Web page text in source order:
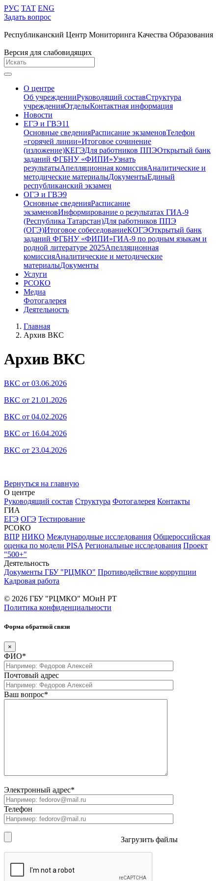
РУС ТАТ ENG
Задать вопрос
Республиканский Центр Мониторинга Качества Образования
Версия для слабовидящих
О центре
Об учрежденииРуководящий составСтруктура
учрежденияОтделыКонтактная информация
Новости
ЕГЭ и ГВЭ11
Основные сведенияРасписание экзаменовТелефон
«горячей линии»Итоговое сочинение
(изложение)КЕГЭДля работников ППЭОткрытый банк
заданий ФГБНУ «ФИПИ»Узнать
результатыАпелляционная комиссияАналитические и
методические материалыДокументыЕдиный
республиканский экзамен
ОГЭ и ГВЭ9
Основные сведенияРасписание
экзаменовИнформирование о результатах ГИА-9
(Республика Татарстан)Для работников ППЭ
(ОГЭ)Итоговое собеседованиеКОГЭОткрытый банк
заданий ФГБНУ «ФИПИ»ГИА-9 по родным языкам и
родной литературе 2025Апелляционная
комиссияАналитические и методические
материалыДокументы
Услуги
РСОКО
Медиа
Фотогалерея
Деятельность
Главная
Архив ВКС
Архив ВКС
ВКС от 03.06.2026
ВКС от 21.01.2026
ВКС от 04.02.2026
ВКС от 16.04.2026
ВКС от 23.04.2026
Вернуться на главную
О центре
Руководящий состав Структура Фотогалерея Контакты
ГИА
ЕГЭ ОГЭ Тестирование
РСОКО
ВПР НИКО Международные исследования Общероссийская
оценка по модели PISA Региональные исследования Проект
"500+"
Деятельность
Документы ГБУ "РЦМКО" Противодействие коррупции
Кадровая работа
© 2026 ГБУ "РЦМКО" МОиН РТ
Политика конфиденциальности
Форма обратной связи
×
ФИО*
Почтовый адрес
Ваш вопрос*
Электронный адрес*
Телефон
Загрузить файлы